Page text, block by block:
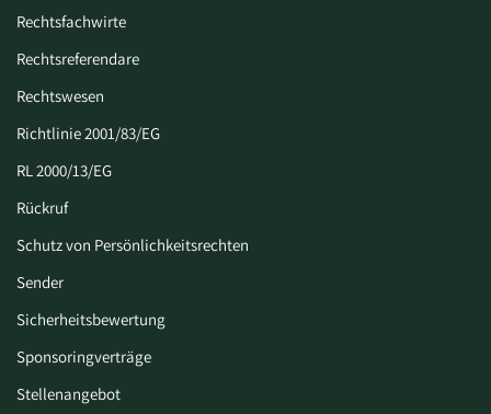
Rechtsfachwirte
Rechtsreferendare
Rechtswesen
Richtlinie 2001/83/EG
RL 2000/13/EG
Rückruf
Schutz von Persönlichkeitsrechten
Sender
Sicherheitsbewertung
Sponsoringverträge
Stellenangebot